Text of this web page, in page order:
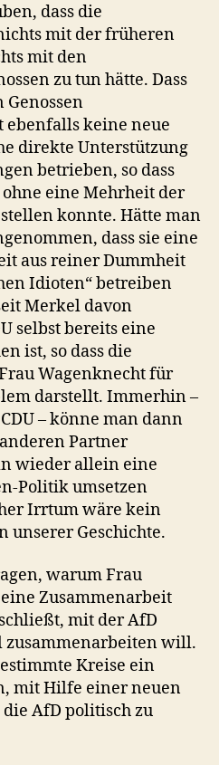
dass die
mit der früheren
mit den
zu tun hätte. Dass
Genossen
ebenfalls keine neue
direkte Unterstützung
betrieben, so dass
eine Mehrheit der
konnte. Hätte man
dass sie eine
aus reiner Dummheit
Idioten“ betreiben
Merkel davon
selbst bereits eine
ist, so dass die
Wagenknecht für
darstellt. Immerhin –
– könne man dann
Partner
wieder allein eine
Politik umsetzen
Irrtum wäre kein
unserer Geschichte.
warum Frau
Zusammenarbeit
mit der AfD
zusammenarbeiten will.
Kreise ein
mit Hilfe einer neuen
AfD politisch zu